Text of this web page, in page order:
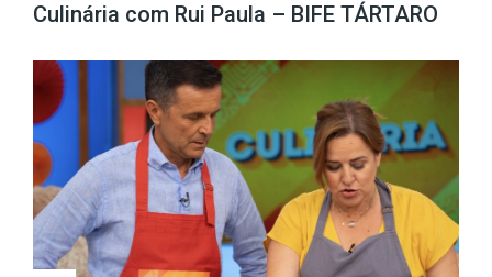
Culinária com Rui Paula – BIFE TÁRTARO